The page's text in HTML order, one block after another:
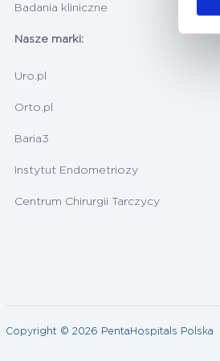
Badania kliniczne
Nasze marki:
Uro.pl
Orto.pl
Baria3
Instytut Endometriozy
Centrum Chirurgii Tarczycy
Copyright © 2026 PentaHospitals Polska